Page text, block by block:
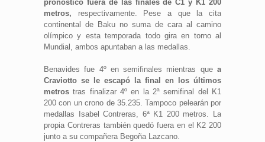
pronóstico fuera de las finales de C1 y K1 200
metros, respectivamente. Pese a que la cita
continental de Baku no suma de cara al camino
olímpico y esta temporada todo gira en torno al
Mundial, ambos apuntaban a las medallas.
Benavides fue 4º en semifinales mientras que a
Craviotto se le escapó la final en los últimos
metros tras finalizar 4º en la 2ª semifinal del K1
200 con un crono de 35.235. Tampoco pelearán por
medallas Isabel Contreras, 6ª K1 200 metros. La
propia Contreras también quedó fuera en el K2 200
junto a su compañera Begoña Lazcano.